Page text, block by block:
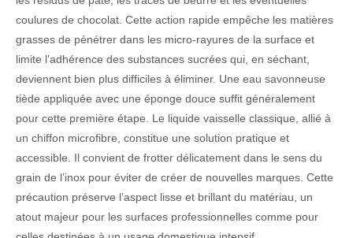
coulures de chocolat. Cette action rapide empêche les matières
grasses de pénétrer dans les micro-rayures de la surface et
limite l’adhérence des substances sucrées qui, en séchant,
deviennent bien plus difficiles à éliminer. Une eau savonneuse
tiède appliquée avec une éponge douce suffit généralement
pour cette première étape. Le liquide vaisselle classique, allié à
un chiffon microfibre, constitue une solution pratique et
accessible. Il convient de frotter délicatement dans le sens du
grain de l’inox pour éviter de créer de nouvelles marques. Cette
précaution préserve l’aspect lisse et brillant du matériau, un
atout majeur pour les surfaces professionnelles comme pour